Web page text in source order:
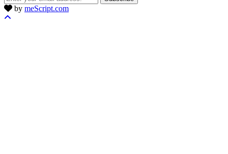
by meScript.com